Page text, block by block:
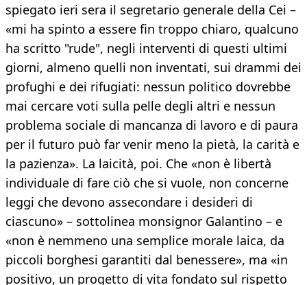
spiegato ieri sera il segretario generale della Cei –
«mi ha spinto a essere fin troppo chiaro, qualcuno
ha scritto "rude", negli interventi di questi ultimi
giorni, almeno quelli non inventati, sui drammi dei
profughi e dei rifugiati: nessun politico dovrebbe
mai cercare voti sulla pelle degli altri e nessun
problema sociale di mancanza di lavoro e di paura
per il futuro può far venir meno la pietà, la carità e
la pazienza». La laicità, poi. Che «non è libertà
individuale di fare ciò che si vuole, non concerne
leggi che devono assecondare i desideri di
ciascuno» – sottolinea monsignor Galantino – e
«non è nemmeno una semplice morale laica, da
piccoli borghesi garantiti dal benessere», ma «in
positivo, un progetto di vita fondato sul rispetto